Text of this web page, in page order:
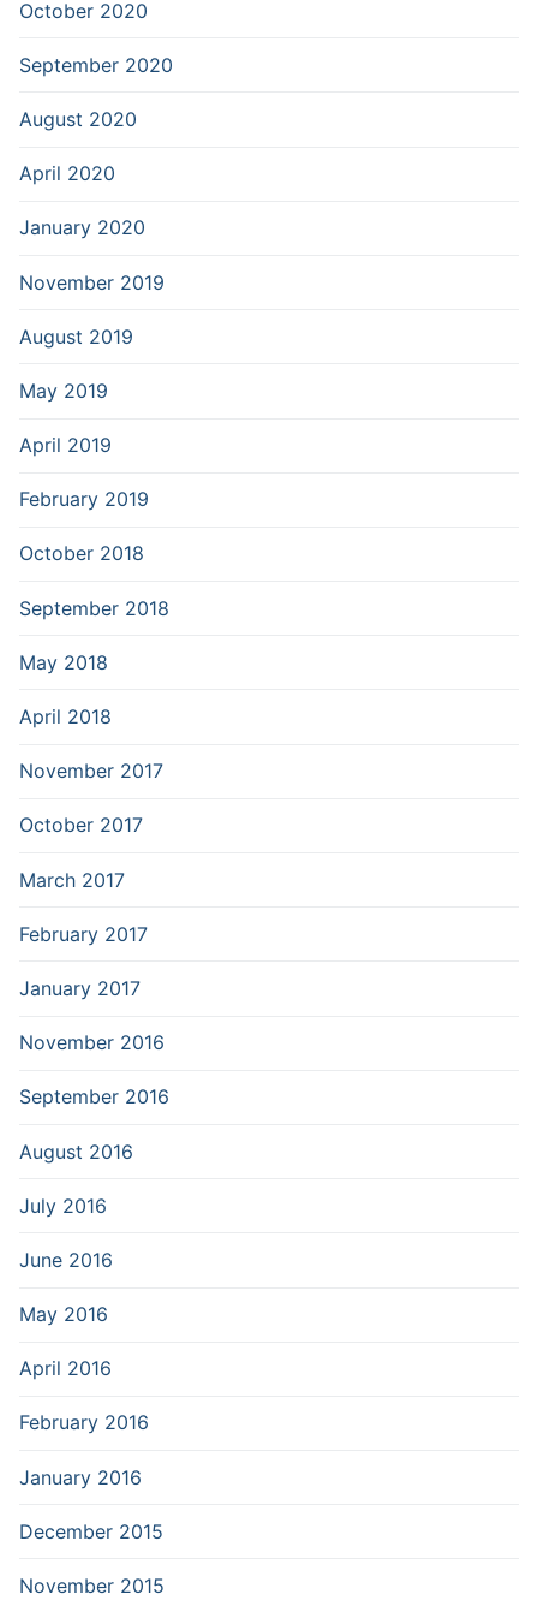
October 2020
September 2020
August 2020
April 2020
January 2020
November 2019
August 2019
May 2019
April 2019
February 2019
October 2018
September 2018
May 2018
April 2018
November 2017
October 2017
March 2017
February 2017
January 2017
November 2016
September 2016
August 2016
July 2016
June 2016
May 2016
April 2016
February 2016
January 2016
December 2015
November 2015